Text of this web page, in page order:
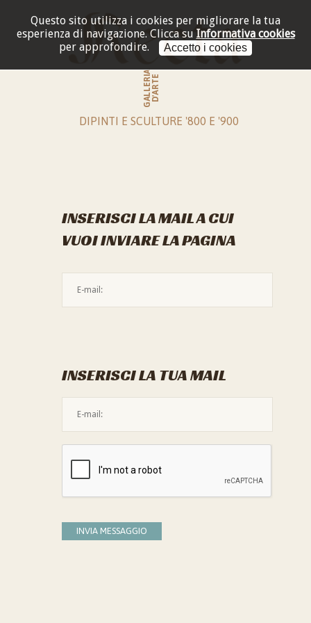
Questo sito utilizza i cookies per migliorare la tua
esperienza di navigazione. Clicca su Informativa cookies
per approfondire.
Accetto i cookies
GALLERIAD'ARTE
DIPINTI E SCULTURE '800 E '900
INSERISCI LA MAIL A CUI
VUOI INVIARE LA PAGINA
INSERISCI LA TUA MAIL
INVIA MESSAGGIO